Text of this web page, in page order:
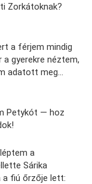
Zorkátoknak?
a férjem mindig
gyerekre néztem,
adatott meg…
Petykót — hoz
a
Sárika
a fiú őrzője lett: